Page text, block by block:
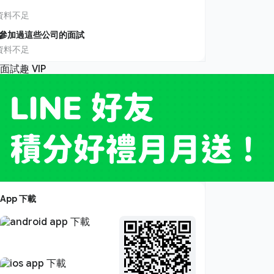
料不足
加過這些公司的面試
料不足
App 下載